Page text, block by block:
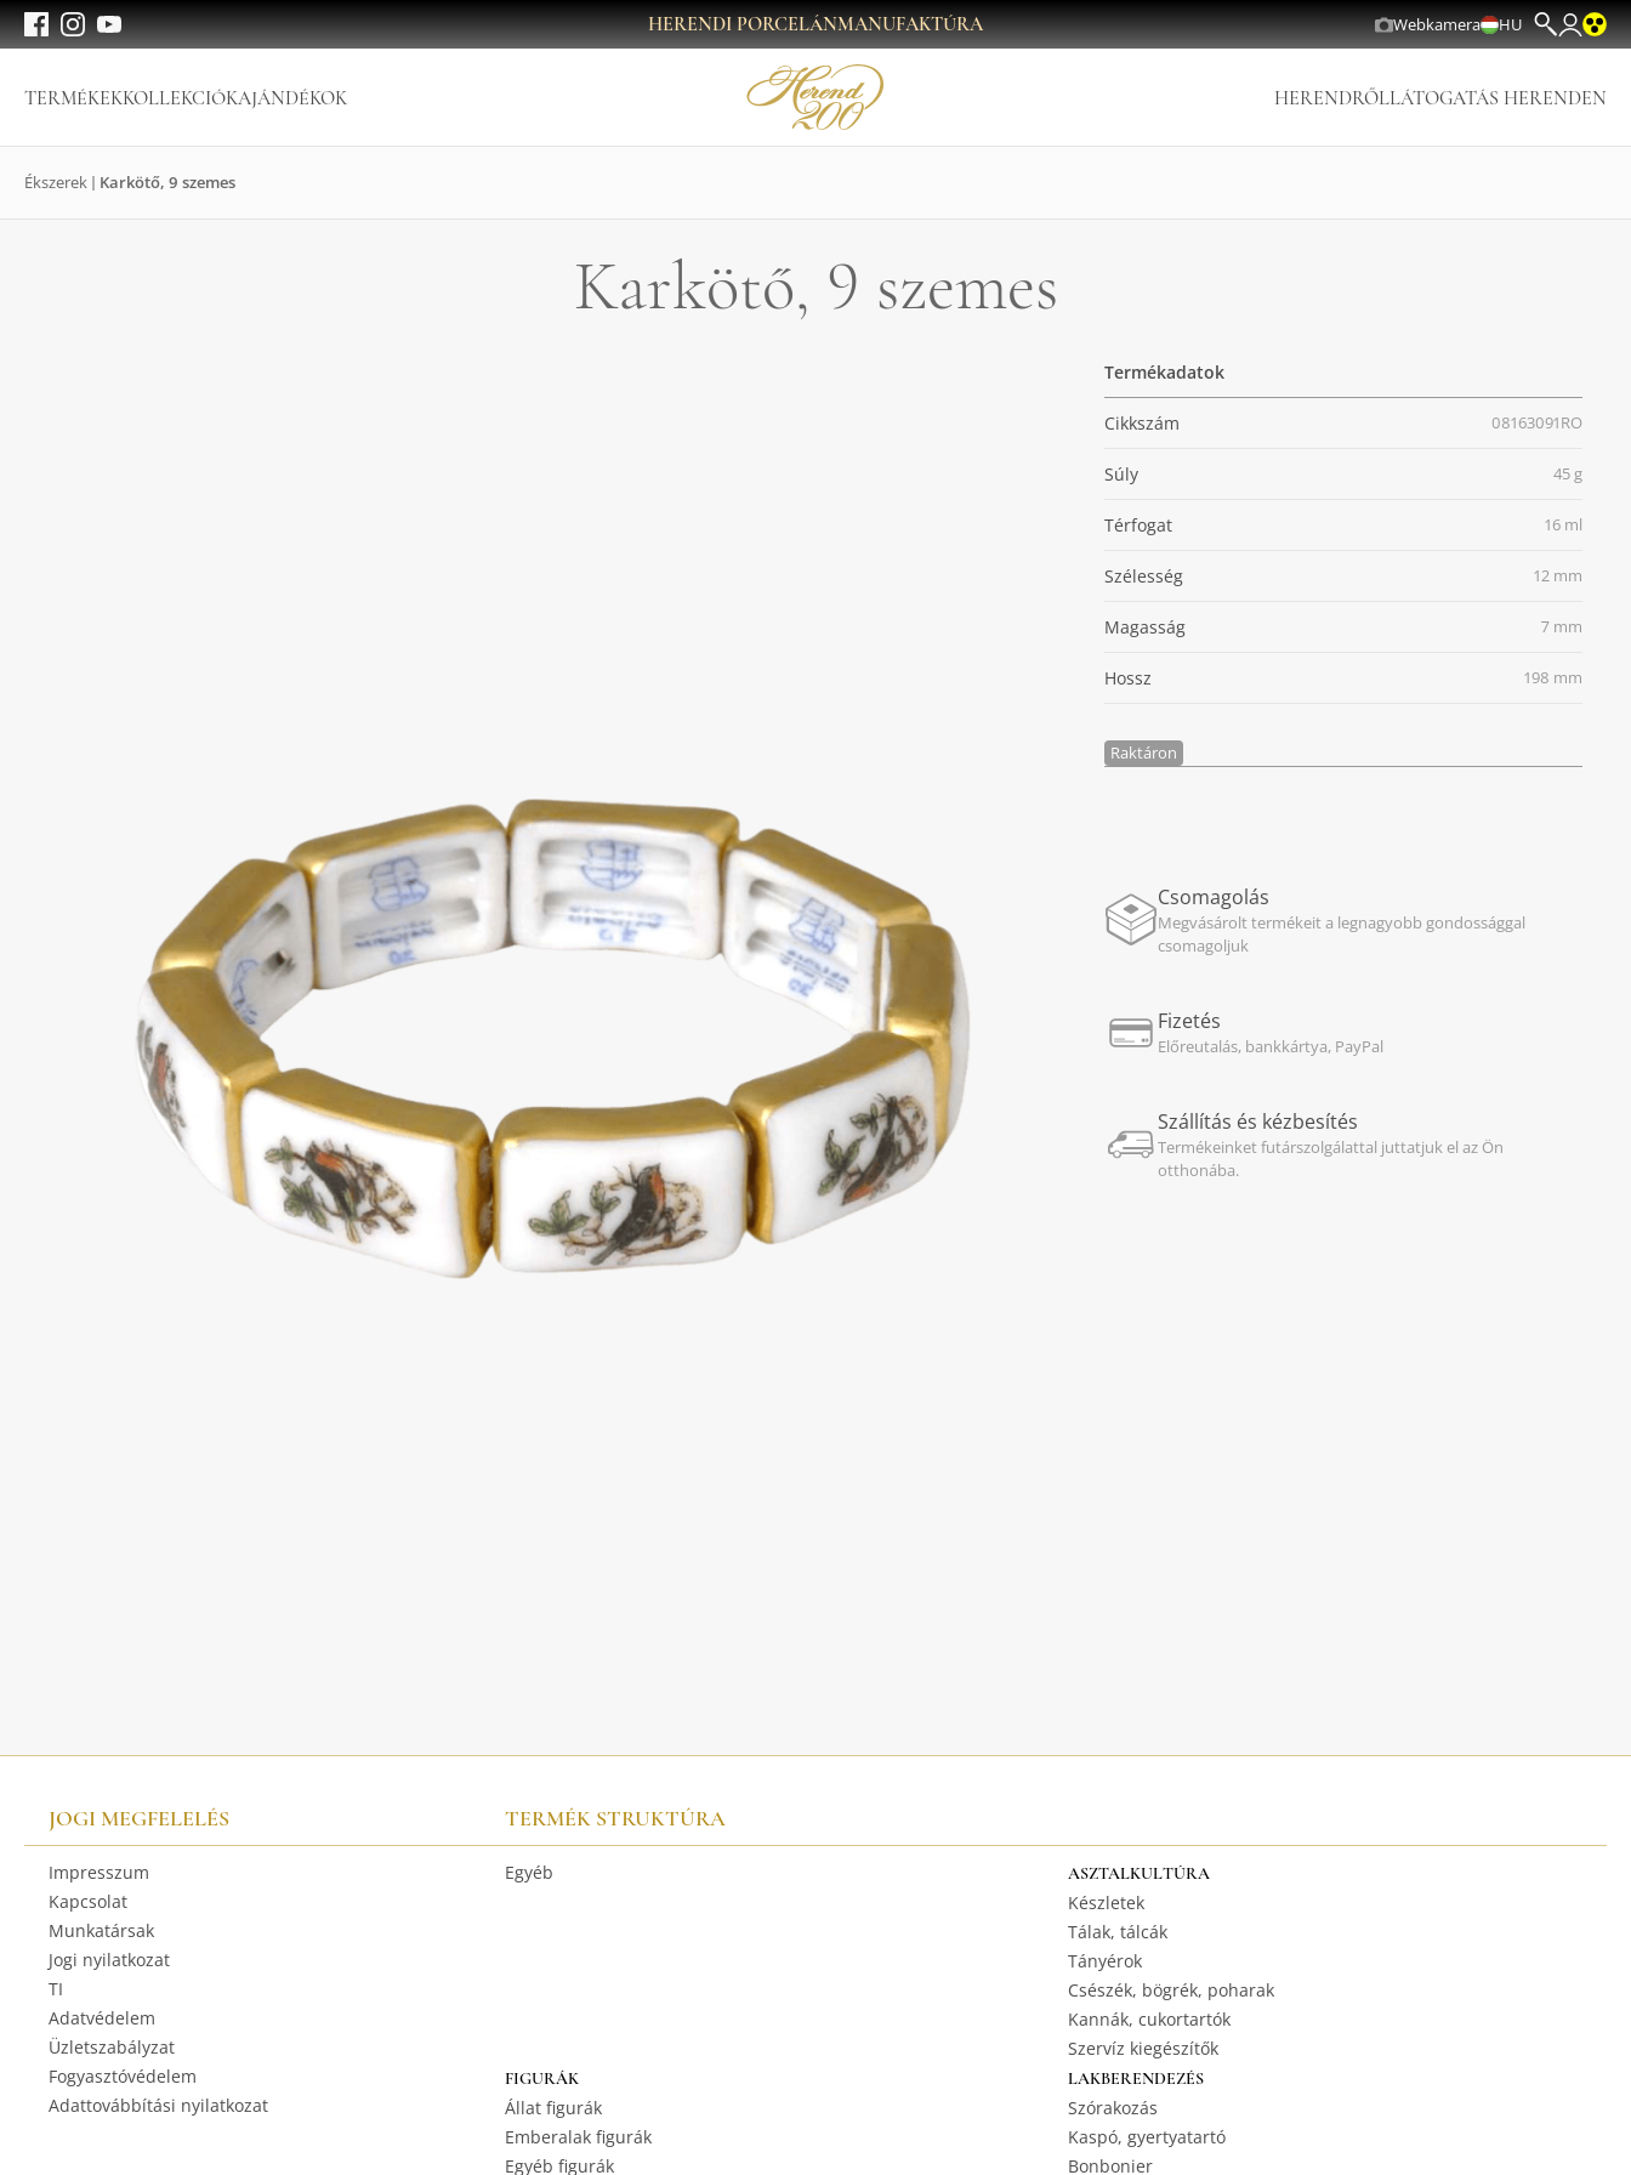
HERENDI PORCELÁNMANUFAKTÚRA Webkamera HU
TERMÉKEKKOLLEKCIÓKAJÁNDÉKOK HERENDRŐLLÁTOGATÁS HERENDEN
Ékszerek Karkötő, 9 szemes
Karkötő, 9 szemes
Termékadatok
Cikkszám 08163091RO
Súly 45 g
Térfogat 16 ml
Szélesség 12 mm
Magasság 7 mm
Hossz 198 mm
Raktáron
Csomagolás
Megvásárolt termékeit a legnagyobb gondossággal
csomagoljuk
Fizetés
Előreutalás, bankkártya, PayPal
Szállítás és kézbesítés
Termékeinket futárszolgálattal juttatjuk el az Ön
otthonába.
JOGI MEGFELELÉS
Impresszum
Kapcsolat
Munkatársak
Jogi nyilatkozat
TI
Adatvédelem
Üzletszabályzat
Fogyasztóvédelem
Adattovábbítási nyilatkozat
TERMÉK STRUKTÚRA
Egyéb ASZTALKULTÚRA
Készletek
Tálak, tálcák
Tányérok
Csészék, bögrék, poharak
Kannák, cukortartók
Szervíz kiegészítők
FIGURÁK
Állat figurák
Emberalak figurák
Egyéb figurák
LAKBERENDEZÉS
Szórakozás
Kaspó, gyertyatartó
Bonbonier